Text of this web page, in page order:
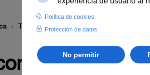
Temática Uso de webconferencia